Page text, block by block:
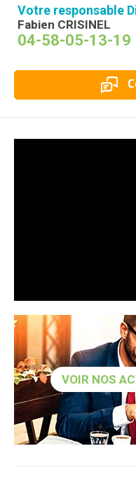
Votre responsable
Fabien CRISINEL
04-58-05-13-19
VOIR NOS